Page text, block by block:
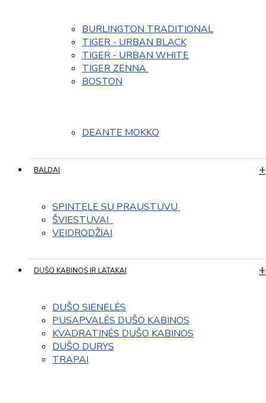
BURLINGTON TRADITIONAL
TIGER - URBAN BLACK
TIGER - URBAN WHITE
TIGER ZENNA
BOSTON
DEANTE MOKKO
BALDAI
SPINTELE SU PRAUSTUVU
ŠVIESTUVAI
VEIDRODŽIAI
DUŠO KABINOS IR LATAKAI
DUŠO SIENELĖS
PUSAPVALĖS DUŠO KABINOS
KVADRATINĖS DUŠO KABINOS
DUŠO DURYS
TRAPAI